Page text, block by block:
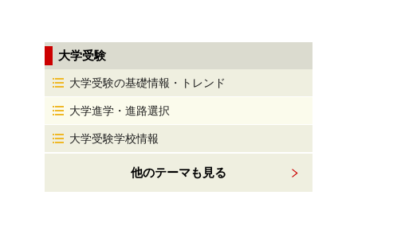
大学受験
大学受験の基礎情報・トレンド
大学進学・進路選択
大学受験学校情報
他のテーマも見る